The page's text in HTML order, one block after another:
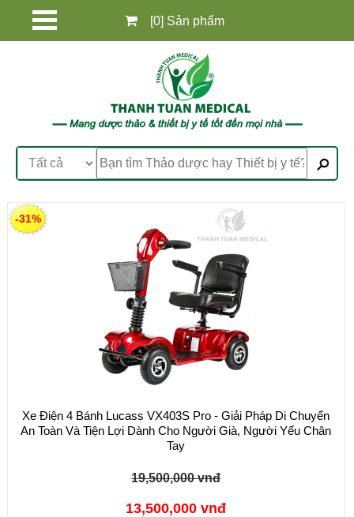
[0] Sản phẩm
Xe Điện 4 Bánh Lucass VX403S Pro - Giải Pháp Di Chuyển
An Toàn Và Tiện Lợi Dành Cho Người Già, Người Yếu Chân
Tay
19,500,000 vnđ
13,500,000 vnđ
-31%